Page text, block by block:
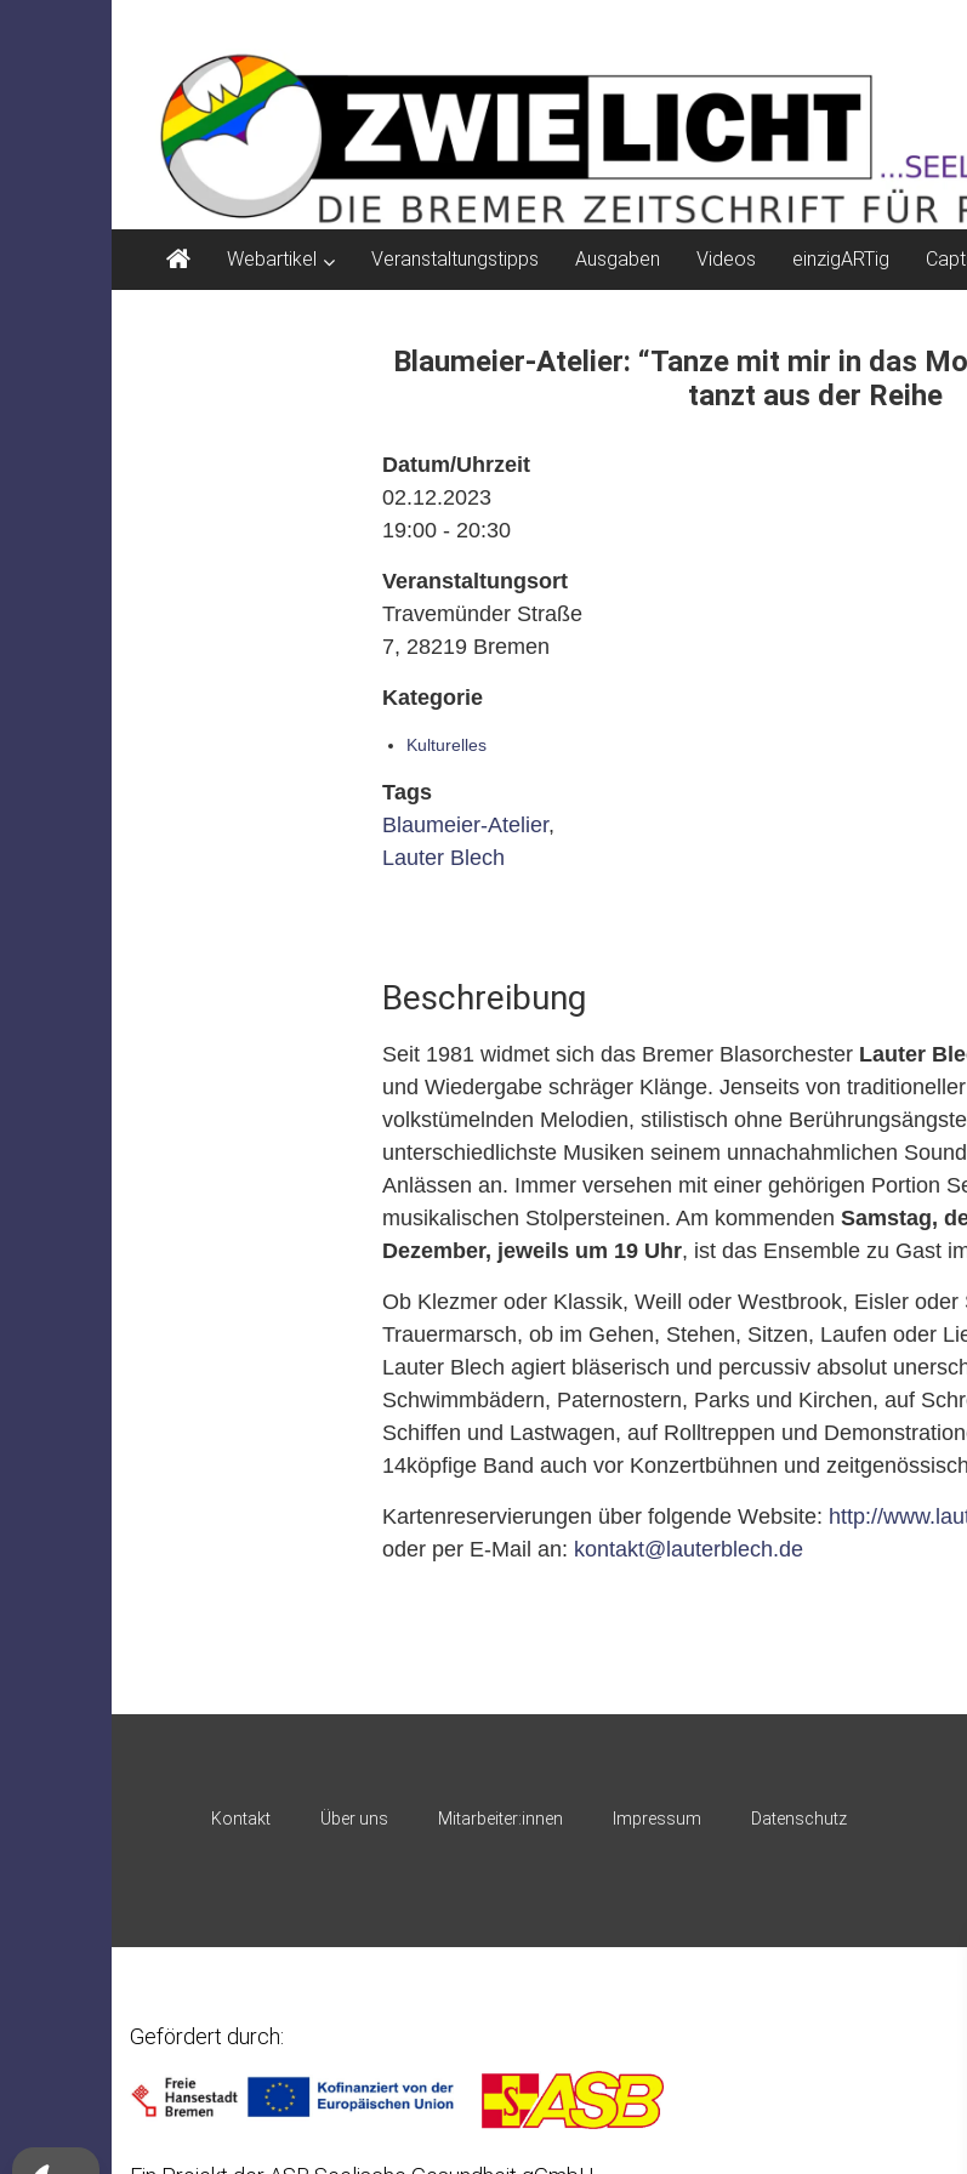
ZWIELICHT
BREMEN
DIE
BREMER
ZEITSCHRIFT
FÜR
PSYCHOSOZIALE
Webartikel Veranstaltungstipps Ausgaben Videos einzigARTig
Blaumeier-Atelier: “Tanze mit mir in das
tanzt aus der Reihe
Datum/Uhrzeit
02.12.2023
19:00 - 20:30
Veranstaltungsort
Travemünder Straße
7, 28219 Bremen
Kategorie
Kulturelles
Tags
Blaumeier-Atelier,
Lauter Blech
Beschreibung
Seit 1981 widmet sich das Bremer Blasorchester Lauter
und Wiedergabe schräger Klänge. Jenseits von
volkstümelnden Melodien, stilistisch ohne
unterschiedlichste Musiken seinem unnachahmlichen
Anlässen an. Immer versehen mit einer gehörigen Portion
musikalischen Stolpersteinen. Am kommenden Samstag,
Dezember, jeweils um 19 Uhr, ist das Ensemble zu Gast
Ob Klezmer oder Klassik, Weill oder Westbrook, Eisler
Trauermarsch, ob im Gehen, Stehen, Sitzen, Laufen oder
Lauter Blech agiert bläserisch und percussiv absolut
Schwimmbädern, Paternostern, Parks und Kirchen, auf
Schiffen und Lastwagen, auf Rolltreppen und
14köpfige Band auch vor Konzertbühnen und
Kartenreservierungen über folgende Website: http://
oder per E-Mail an: kontakt@lauterblech.de
Kontakt Über uns Mitarbeiter:innen Impressum Datenschutz
Gefördert durch: